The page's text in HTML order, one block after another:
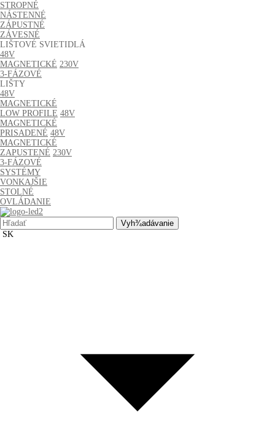
STROPNÉ
NÁSTENNÉ
ZÁPUSTNÉ
ZÁVESNÉ
LIŠTOVÉ SVIETIDLÁ
48V
MAGNETICKÉ 230V
3-FÁZOVÉ
LIŠTY
48V
MAGNETICKÉ
LOW PROFILE 48V
MAGNETICKÉ
PRISADENÉ 48V
MAGNETICKÉ
ZAPUSTENÉ 230V
3-FÁZOVÉ
SYSTÉMY
VONKAJŠIE
STOLNÉ
OVLÁDANIE
Hľadať:
SK